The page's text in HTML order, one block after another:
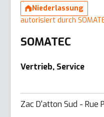
Niederlassung
autorisiert durch
SOMATEC
Vertrieb, Service
Zac D'atton Sud - Rue